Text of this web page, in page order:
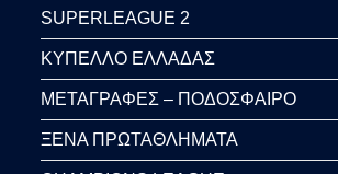
SUPERLEAGUE 2
ΚΥΠΕΛΛΟ ΕΛΛΑΔΑΣ
ΜΕΤΑΓΡΑΦΕΣ – ΠΟΔΟΣΦΑΙΡΟ
ΞΕΝΑ ΠΡΩΤΑΘΛΗΜΑΤΑ